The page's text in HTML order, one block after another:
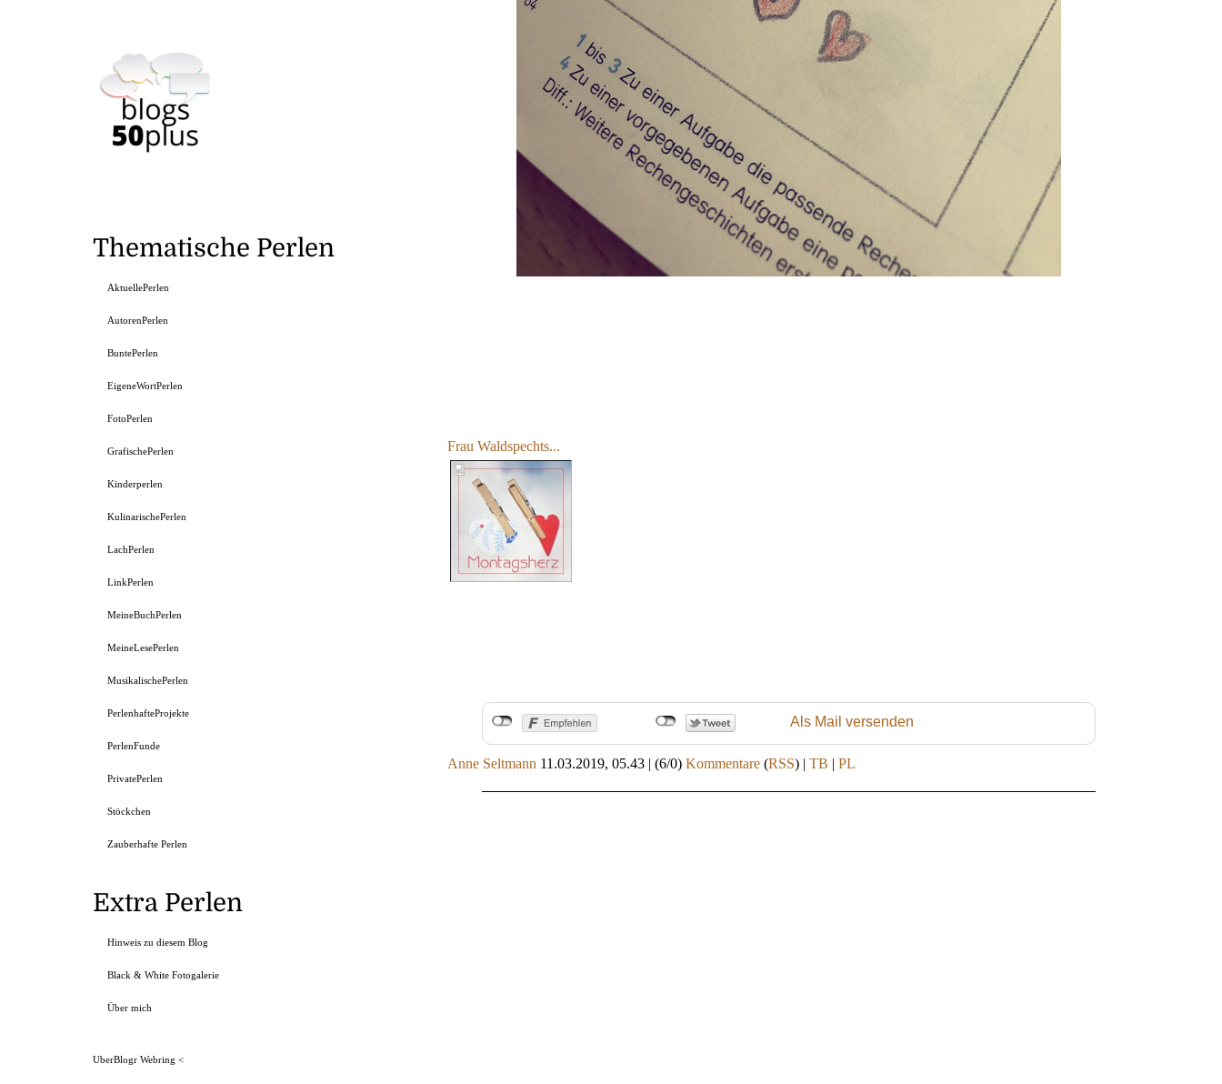
Frau Waldspechts...
Als Mail versenden
Anne Seltmann 11.03.2019, 05.43 | (6/0) Kommentare (RSS) | TB | PL
Thematische Perlen
AktuellePerlen
AutorenPerlen
BuntePerlen
EigeneWortPerlen
FotoPerlen
GrafischePerlen
Kinderperlen
KulinarischePerlen
LachPerlen
LinkPerlen
MeineBuchPerlen
MeineLesePerlen
MusikalischePerlen
PerlenhafteProjekte
PerlenFunde
PrivatePerlen
Stöckchen
Zauberhafte Perlen
Extra Perlen
Hinweis zu diesem Blog
Black & White Fotogalerie
Über mich
UberBlogr Webring <